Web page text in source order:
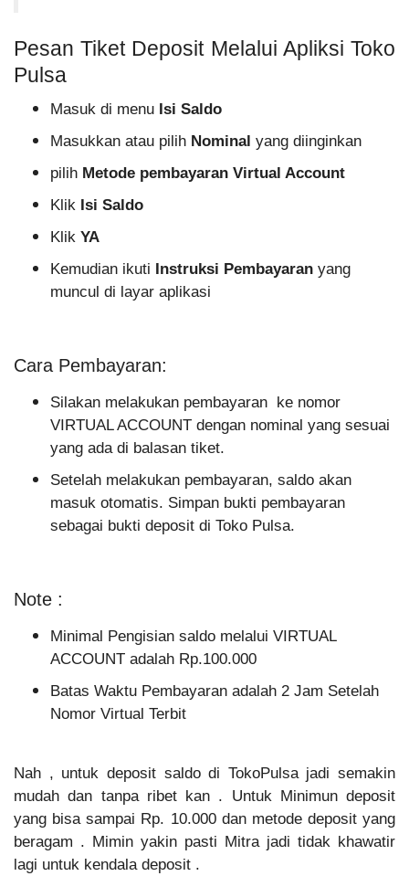
Pesan Tiket Deposit Melalui Apliksi Toko
Pulsa
Masuk di menu Isi Saldo
Masukkan atau pilih Nominal yang diinginkan
pilih Metode pembayaran Virtual Account
Klik Isi Saldo
Klik YA
Kemudian ikuti
Instruksi Pembayaran yang
muncul di layar aplikasi
Cara Pembayaran:
Silakan melakukan pembayaran ke nomor
VIRTUAL ACCOUNT dengan nominal yang sesuai
yang ada di balasan tiket.
Setelah melakukan pembayaran, saldo akan
masuk otomatis. Simpan bukti pembayaran
sebagai bukti deposit di Toko Pulsa.
Note :
Minimal Pengisian saldo melalui VIRTUAL
ACCOUNT adalah Rp.100.000
Batas Waktu Pembayaran adalah 2 Jam Setelah
Nomor Virtual Terbit
Nah , untuk deposit saldo di TokoPulsa jadi semakin
mudah dan tanpa ribet kan . Untuk Minimun deposit
yang bisa sampai Rp. 10.000 dan metode deposit yang
beragam . Mimin yakin pasti Mitra jadi tidak khawatir
lagi untuk kendala deposit .